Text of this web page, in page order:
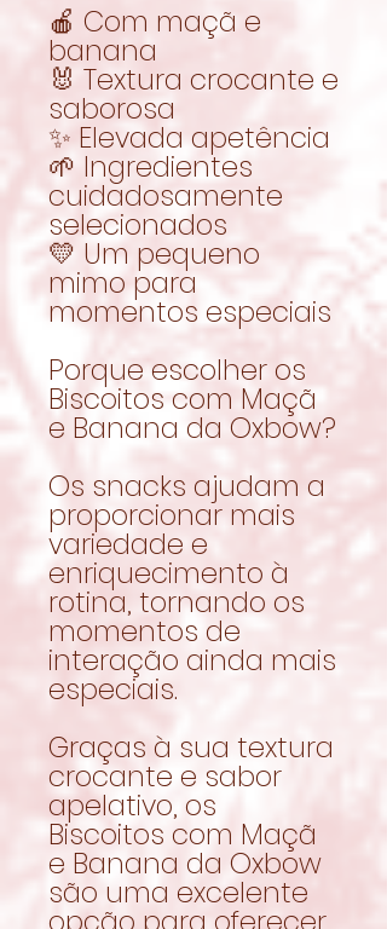
🍎 Com maçã e
banana
🐰 Textura crocante e
saborosa
✨ Elevada apetência
🌱 Ingredientes
cuidadosamente
selecionados
💛 Um pequeno
mimo para
momentos especiais
Porque escolher os
Biscoitos com Maçã
e Banana da Oxbow?
Os snacks ajudam a
proporcionar mais
variedade e
enriquecimento à
rotina, tornando os
momentos de
interação ainda mais
especiais.
Graças à sua textura
crocante e sabor
apelativo, os
Biscoitos com Maçã
e Banana da Oxbow
são uma excelente